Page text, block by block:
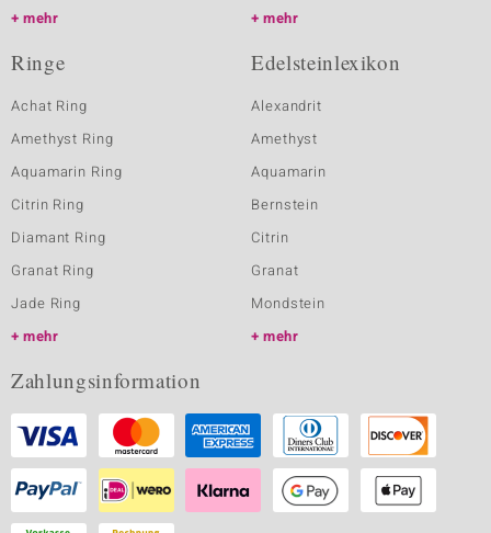
mehr
mehr
Ringe
Achat Ring
Amethyst Ring
Aquamarin Ring
Citrin Ring
Diamant Ring
Granat Ring
Jade Ring
mehr
Edelsteinlexikon
Alexandrit
Amethyst
Aquamarin
Bernstein
Citrin
Granat
Mondstein
mehr
Zahlungsinformation